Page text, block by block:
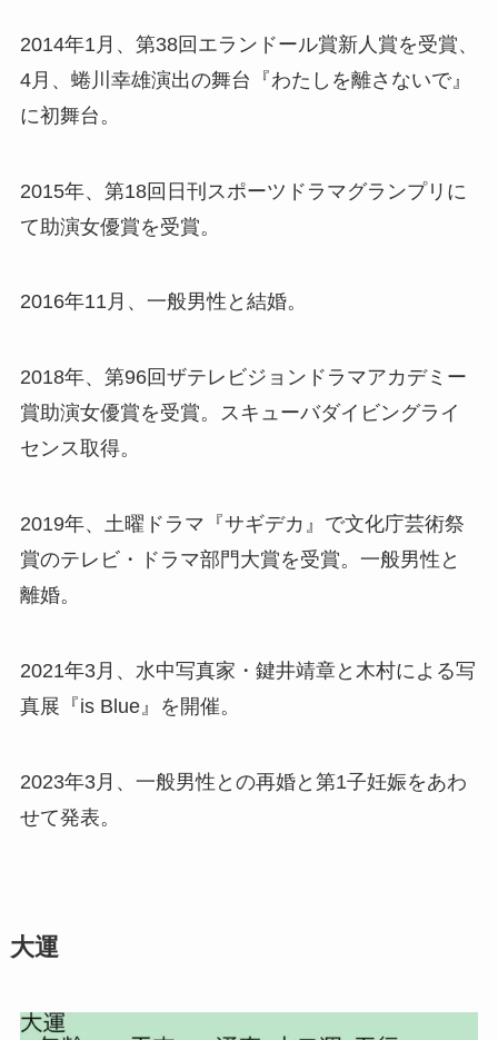
2014年1月、第38回エランドール賞新人賞を受賞、
4月、蜷川幸雄演出の舞台『わたしを離さないで』
に初舞台。
2015年、第18回日刊スポーツドラマグランプリに
て助演女優賞を受賞。
2016年11月、一般男性と結婚。
2018年、第96回ザテレビジョンドラマアカデミー
賞助演女優賞を受賞。スキューバダイビングライ
センス取得。
2019年、土曜ドラマ『サギデカ』で文化庁芸術祭
賞のテレビ・ドラマ部門大賞を受賞。一般男性と
離婚。
2021年3月、水中写真家・鍵井靖章と木村による写
真展『is Blue』を開催。
2023年3月、一般男性との再婚と第1子妊娠をあわ
せて発表。
大運